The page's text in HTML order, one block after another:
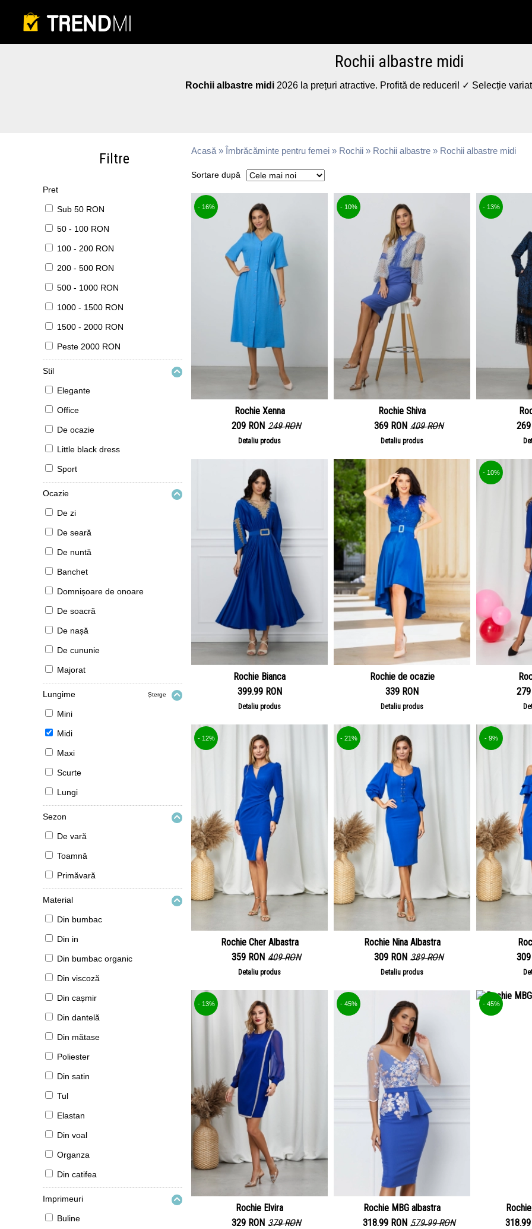
Rochii albastre midi
Rochii albastre midi2026 la prețuri atractive. Profită de reduceri! ✓ Selecție
Filtre
Pret
Sub 50 RON
50 - 100 RON
100 - 200 RON
200 - 500 RON
500 - 1000 RON
1000 - 1500 RON
1500 - 2000 RON
Peste 2000 RON
Stil
Elegante
Office
De ocazie
Little black dress
Sport
Ocazie
De zi
De seară
De nuntă
Banchet
Domnișoare de onoare
De soacră
De nașă
De cununie
Majorat
Lungime Șterge
Mini
Midi
Maxi
Scurte
Lungi
Sezon
De vară
Toamnă
Primăvară
Material
Din bumbac
Din in
Din bumbac organic
Din viscoză
Din cașmir
Din dantelă
Din mătase
Poliester
Din satin
Tul
Elastan
Din voal
Organza
Din catifea
Imprimeuri
Buline
Acasă » Îmbrăcăminte pentru femei » Rochii » Rochii albastre » Rochii albastre midi
Sortare după
Rochie Xenna
- 16%
209 RON 249 RON
Detaliu produs
Rochie Shiva
- 10%
369 RON 409 RON
Detaliu produs
- 13%
269
Rochie Bianca
399.99 RON
Detaliu produs
Rochie de ocazie
339 RON
Detaliu produs
- 10%
279
Rochie Cher Albastra
- 12%
359 RON 409 RON
Detaliu produs
Rochie Nina Albastra
- 21%
309 RON 389 RON
Detaliu produs
- 9%
309
Rochie Elvira
- 13%
329 RON 379 RON
Rochie MBG albastra
- 45%
318.99 RON 579.99 RON
- 45%